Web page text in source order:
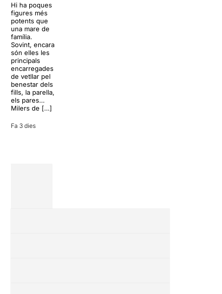
Hi ha poques
figures més
potents que
una mare de
família.
Sovint, encara
són elles les
principals
encarregades
de vetllar pel
benestar dels
fills, la parella,
els pares…
Milers de […]
Fa 3 dies